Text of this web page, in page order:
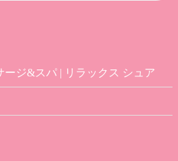
ジ&スパ | リラックス シュア